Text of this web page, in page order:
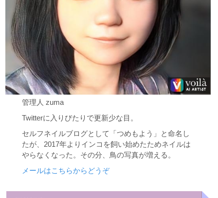
管理人 zuma
Twitterに入りびたりで更新少な目。
セルフネイルブログとして「つめもよう」と命名し
たが、2017年よりインコを飼い始めたためネイルは
やらなくなった。その分、鳥の写真が増える。
メールはこちらからどうぞ